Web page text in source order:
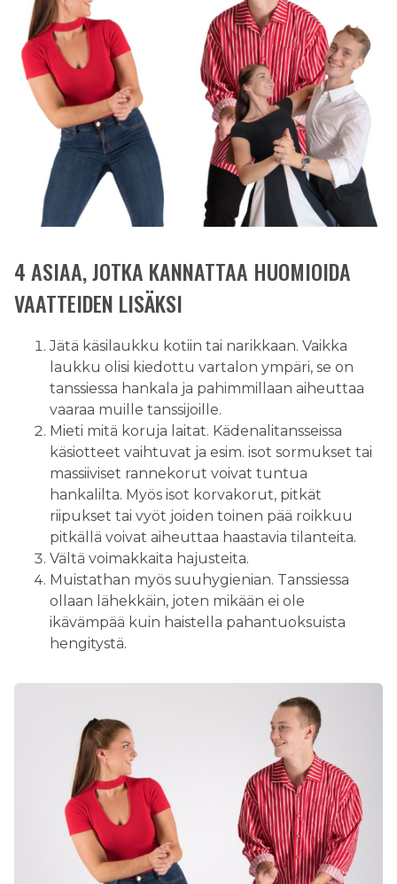
4 ASIAA, JOTKA KANNATTAA HUOMIOIDA
VAATTEIDEN LISÄKSI
Jätä käsilaukku kotiin tai narikkaan. Vaikka
laukku olisi kiedottu vartalon ympäri, se on
tanssiessa hankala ja pahimmillaan aiheuttaa
vaaraa muille tanssijoille.
Mieti mitä koruja laitat. Kädenalitansseissa
käsiotteet vaihtuvat ja esim. isot sormukset tai
massiiviset rannekorut voivat tuntua
hankalilta. Myös isot korvakorut, pitkät
riipukset tai vyöt joiden toinen pää roikkuu
pitkällä voivat aiheuttaa haastavia tilanteita.
Vältä voimakkaita hajusteita.
Muistathan myös suuhygienian. Tanssiessa
ollaan lähekkäin, joten mikään ei ole
ikävämpää kuin haistella pahantuoksuista
hengitystä.